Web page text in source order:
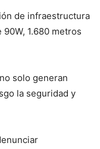
de infraestructura
1.680 metros
solo generan
la seguridad y